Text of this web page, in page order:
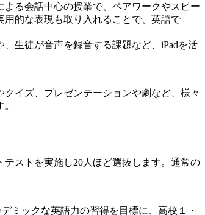
る会話中心の授業で、ペアワークやスピー
的な表現も取り入れることで、英語で
生徒が音声を録音する課題など、iPadを活
イズ、プレゼンテーションや劇など、様々
ストを実施し20人ほど選抜します。通常の
ミックな英語力の習得を目標に、高校１・